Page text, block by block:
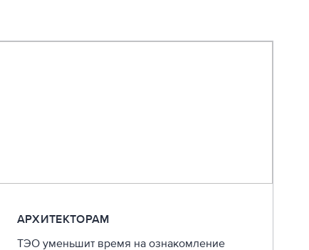
АРХИТЕКТОРАМ
ТЭО уменьшит время на ознакомление